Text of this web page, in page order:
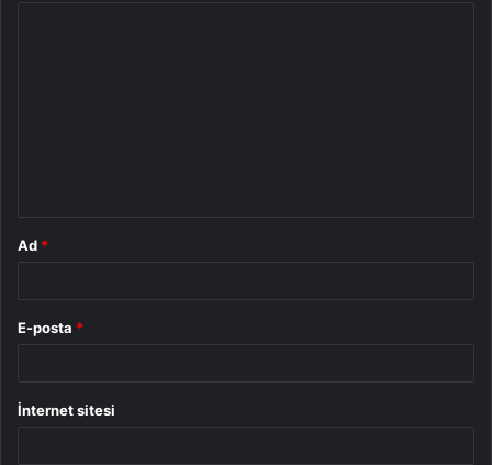
Ad *
E-posta *
İnternet sitesi